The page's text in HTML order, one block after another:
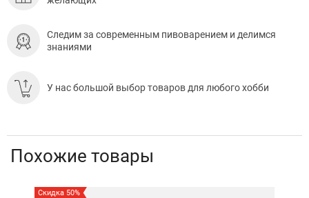
Следим за современным пивоварением и делимся
знаниями
У нас большой выбор товаров для любого хобби
Похожие товары
Скидка 50%